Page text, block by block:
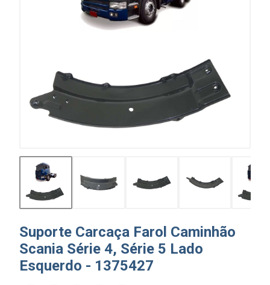
Suporte Carcaça Farol Caminhão
Scania Série 4, Série 5 Lado
Esquerdo - 1375427